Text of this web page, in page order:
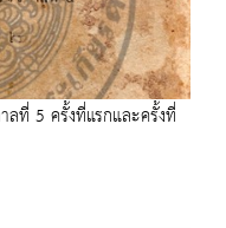
ลที่ 5 ครั้งที่แรกและครั้งที่